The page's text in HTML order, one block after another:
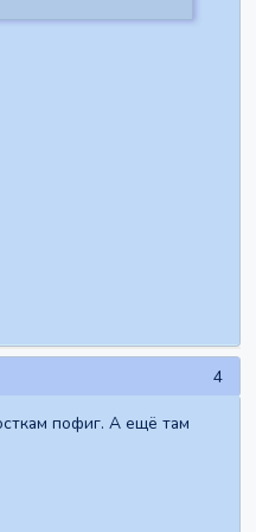
4
пофиг. А ещё там